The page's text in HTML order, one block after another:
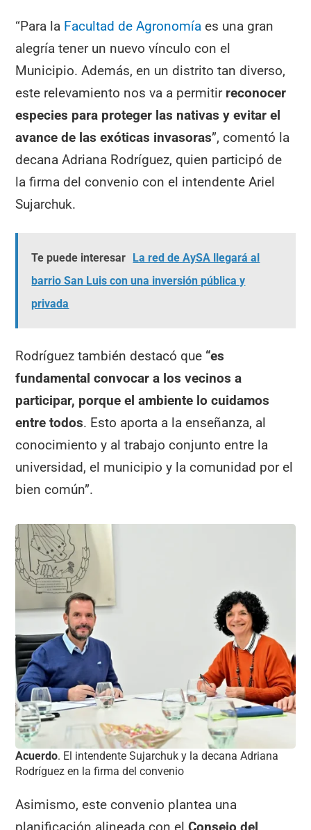
“Para la Facultad de Agronomía es una gran
alegría tener un nuevo vínculo con el
Municipio. Además, en un distrito tan diverso,
este relevamiento nos va a permitir reconocer
especies para proteger las nativas y evitar el
avance de las exóticas invasoras”, comentó la
decana Adriana Rodríguez, quien participó de
la firma del convenio con el intendente Ariel
Sujarchuk.
Te puede interesar La red de AySA llegará al
barrio San Luis con una inversión pública y
privada
Rodríguez también destacó que “es
fundamental convocar a los vecinos a
participar, porque el ambiente lo cuidamos
entre todos. Esto aporta a la enseñanza, al
conocimiento y al trabajo conjunto entre la
universidad, el municipio y la comunidad por el
bien común”.
Acuerdo. El intendente Sujarchuk y la decana Adriana
Rodríguez en la firma del convenio
Asimismo, este convenio plantea una
planificación alineada con elConsejo del